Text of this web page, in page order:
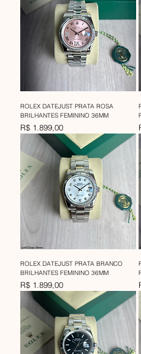
ROLEX DATEJUST PRATA ROSA
BRILHANTES FEMININO 36MM
Preço
R$ 1.899,00
ROLEX DATEJUST PRATA BRANCO
BRILHANTES FEMININO 36MM
Preço
R$ 1.899,00